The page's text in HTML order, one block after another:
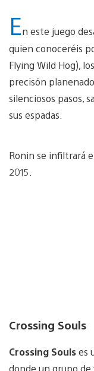
En este juego
quien conoceréis
Flying Wild Hog),
precisón
silenciosos pasos,
sus espadas.
Ronin se infiltrará
2015.
Crossing Souls
Crossing Soulses
donde un grupo de